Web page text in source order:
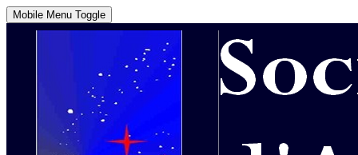
Mobile Menu Toggle